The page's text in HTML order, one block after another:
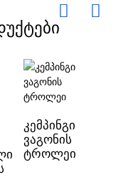
კემპინგი
ვაგონის
ტროლეი